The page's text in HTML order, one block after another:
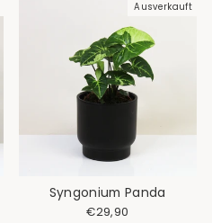
Ausverkauft
Syngonium Panda
€29,90